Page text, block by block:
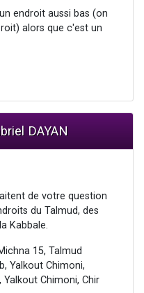
endroit aussi bas (on
alors que c'est un
DAYAN
de votre question
du Talmud, des
Kabbale.
15, Talmud
Yalkout Chimoni,
Chimoni, Chir